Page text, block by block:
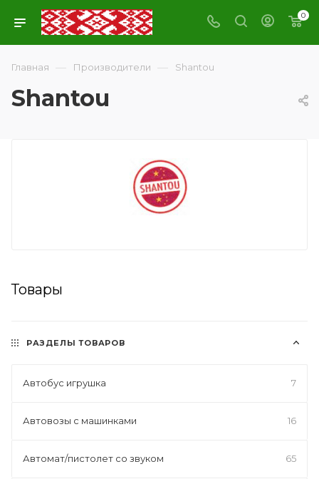
0
Главная — Производители — Shantou
Shantou
Товары
РАЗДЕЛЫ ТОВАРОВ
Автобус игрушка 7
Автовозы с машинками 16
Автомат/пистолет со звуком 65